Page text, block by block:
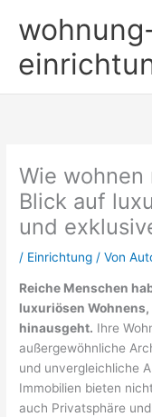
Inhalt
Wie wohnen
Blick auf
und
/ Einrichtung / Von
Reiche Menschen
luxuriösen
hinausgeht. Ihre
außergewöhnliche
und unvergleichliche
Immobilien bieten
auch Privatsphäre